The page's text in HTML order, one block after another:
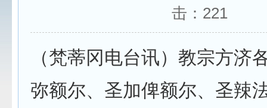
击： 221
（梵蒂冈电台讯）教宗方济
弥额尔、圣加俾额尔、圣辣